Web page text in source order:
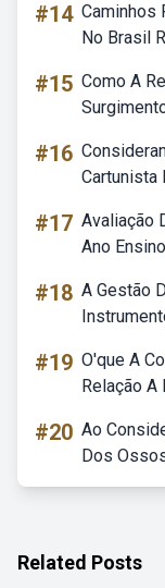
#14 Caminhos
No Brasil
#15 Como A
#16
Cartunista
#17 Avaliação
Ano
#18 A Gestão
#19 O'que A
Relação
#20 Ao
Dos
Related Posts